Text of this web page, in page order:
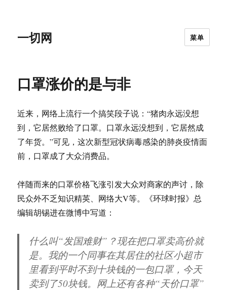
一切网 菜单
口罩涨价的是与非
近来，网络上流行一个搞笑段子说：“猪肉永远没想
到，它居然败给了口罩。口罩永远没想到，它居然成
了年货。”可见，这次新型冠状病毒感染的肺炎疫情面
前，口罩成了大众消费品。
伴随而来的口罩价格飞涨引发大众对商家的声讨，除
民众外不乏知识精英、网络大V等。《环球时报》总
编辑胡锡进在微博中写道：
什么叫“发国难财”？现在把口罩卖高价就
是。我的一个同事在其居住的社区小超市
里看到平时不到十块钱的一包口罩，今天
卖到了50块钱。网上还有各种“天价口罩”